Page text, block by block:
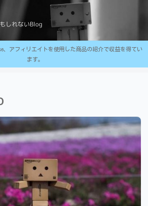
しれないBlog
、アフィリエイトを使用した商品の紹介で収益を得てい
ます。